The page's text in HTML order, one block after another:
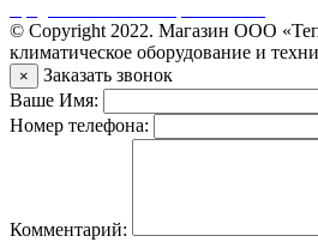
© Copyright 2022. Магазин ООО
климатическое оборудование и
×
Заказать звонок
Ваше Имя:
Номер телефона:
Комментарий: